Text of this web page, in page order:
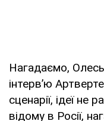
Нагадаємо,
інтерв’ю
сценарії, ідеї не
відому в Росії,